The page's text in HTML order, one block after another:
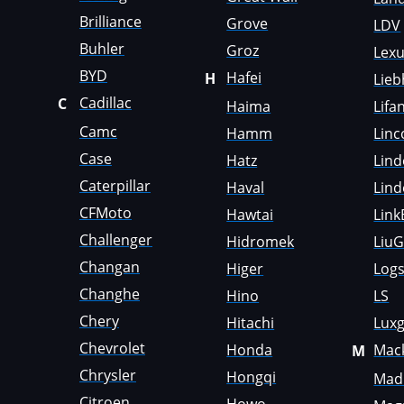
Faresin
Farmtrac
FAW
Fiat
Ford
Foton
Freightliner
Furukawa
GAC
Geely
Gehl
Brilliance
Buhler
BYD
C
Cadillac
Camc
Case
Caterpillar
CFMoto
Challenger
Changan
Changhe
Chery
Chevrolet
Chrysler
Grove
Groz
H
Hafei
Haima
Hamm
Hatz
Haval
Hawtai
Hidromek
Higer
Hino
Hitachi
Honda
Hongqi
LDV
Lifan
LS
M